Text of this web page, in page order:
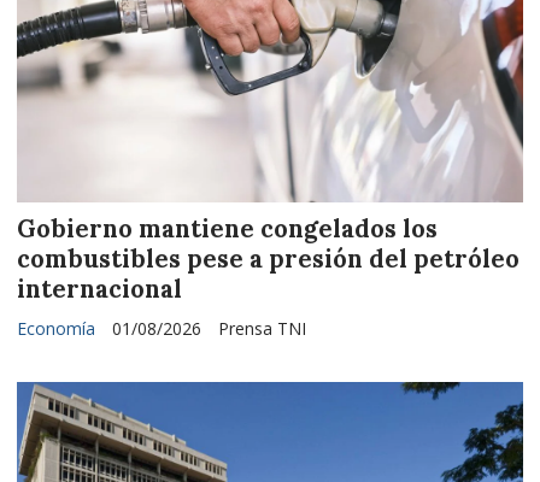
Gobierno mantiene congelados los
combustibles pese a presión del petróleo
internacional
Prensa TNI
Economía 01/08/2026